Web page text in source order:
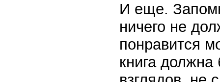
И еще.
ничего не
понравится
книга